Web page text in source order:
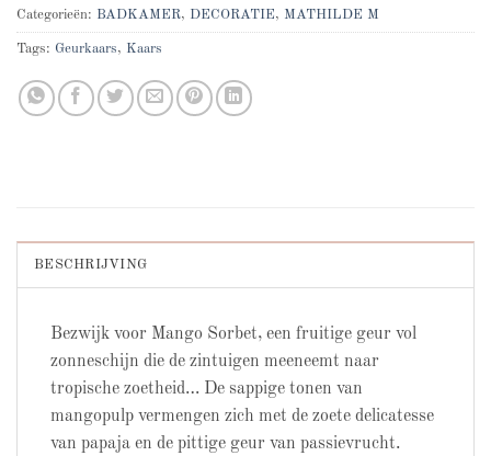
Categorieën: BADKAMER, DECORATIE, MATHILDE M
Tags: Geurkaars, Kaars
BESCHRIJVING
Bezwijk voor Mango Sorbet, een fruitige geur vol
zonneschijn die de zintuigen meeneemt naar
tropische zoetheid… De sappige tonen van
mangopulp vermengen zich met de zoete delicatesse
van papaja en de pittige geur van passievrucht.